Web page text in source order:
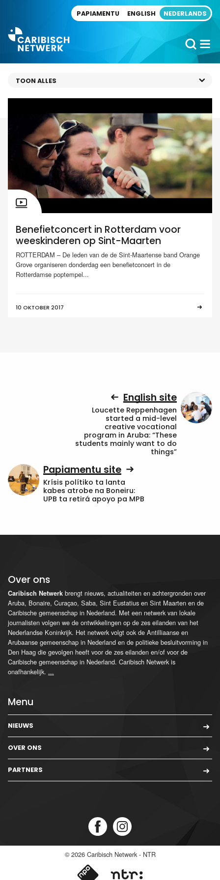
PAPIAMENTU ENGLISH NEDERLANDS
Benefietconcert in Rotterdam voor
weeskinderen op Sint-Maarten
ROTTERDAM – De leden van de de Sint-Maartense band Orange
Grove organiseren donderdag een benefietconcert in de
Rotterdamse poptempel...
10 OKTOBER 2017
English site
Loucette Reppenhagen
started a mid-level
creative vocational
program in Aruba: “These
students mainly want to do
things”
Papiamentu site
Krísis polítiko ta lanta
kabes atrobe na Boneiru:
UPB ta retirá apoyo pa MPB
Over ons
Caribisch Netwerk brengt nieuws, actualiteiten en achtergronden over
Aruba, Bonaire, Curaçao, Saba, Sint Eustatius en Sint Maarten en de
Caribische gemeenschap in Nederland. Met een netwerk van lokale
journalisten volgen we de ontwikkelingen op de zes eilanden van het
Nederlandse Koninkrijk. Het netwerk volgt ook de Antilliaanse en
Arubaanse gemeenschap in Nederland en de politieke besluitvorming in
Den Haag die gevolgen heeft voor de zes eilanden en/of voor de
Caribische gemeenschap in Nederland. Caribisch Netwerk is
onafhankelijk. ...
Menu
NIEUWS
OVER ONS
PARTNERS
© 2026 Caribisch Netwerk - NTR